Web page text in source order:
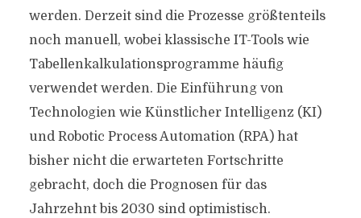
werden. Derzeit sind die Prozesse größtenteils
noch manuell, wobei klassische IT-Tools wie
Tabellenkalkulationsprogramme häufig
verwendet werden. Die Einführung von
Technologien wie Künstlicher Intelligenz (KI)
und Robotic Process Automation (RPA) hat
bisher nicht die erwarteten Fortschritte
gebracht, doch die Prognosen für das
Jahrzehnt bis 2030 sind optimistisch.